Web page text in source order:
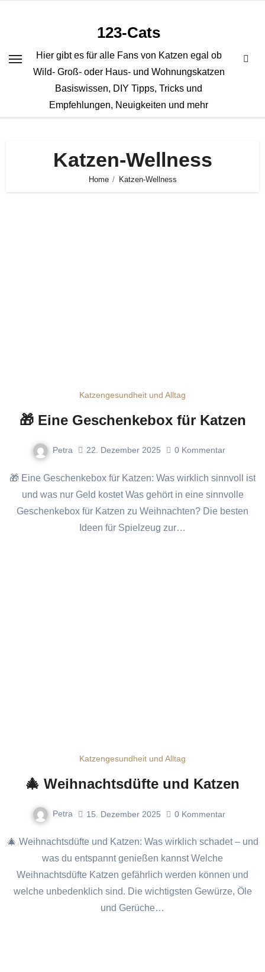
123-Cats
Hier gibt es für alle Fans von Katzen egal ob
Wild- Groß- oder Haus- und Wohnungskatzen
Basiswissen, DIY Tipps, Tricks und
Empfehlungen, Neuigkeiten und mehr
Katzen-Wellness
Home Katzen-Wellness
Katzengesundheit und Alltag
🎁 Eine Geschenkebox für Katzen
Petra 22. Dezember 2025 0 Kommentar
🎁 Eine Geschenkebox für Katzen: Was wirklich sinnvoll ist
und was nur Geld kostet Was gehört in eine sinnvolle
Geschenkebox für Katzen zu Weihnachten? Die besten
Ideen für Spielzeug zur…
Katzengesundheit und Alltag
🎄 Weihnachtsdüfte und Katzen
Petra 15. Dezember 2025 0 Kommentar
🎄 Weihnachtsdüfte und Katzen: Was wirklich schadet – und
was du entspannt genießen kannst Welche
Weihnachtsdüfte Katzen gefährlich werden können und
welche unbedenklich sind. Die wichtigsten Gewürze, Öle
und Gerüche…